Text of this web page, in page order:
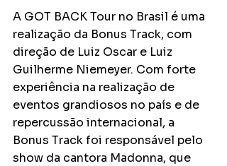
A GOT BACK Tour no Brasil é uma
realização da Bonus Track, com
direção de Luiz Oscar e Luiz
Guilherme Niemeyer. Com forte
experiência na realização de
eventos grandiosos no país e de
repercussão internacional, a
Bonus Track foi responsável pelo
show da cantora Madonna, que